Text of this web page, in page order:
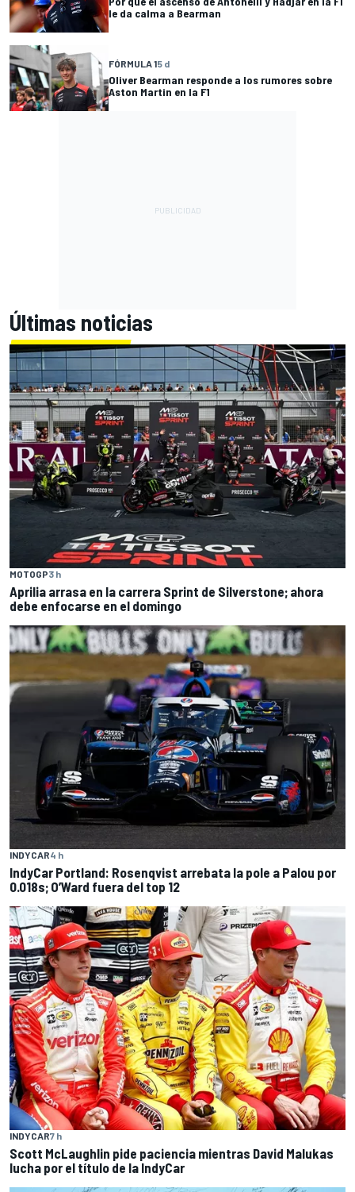
le da calma a Bearman
FÓRMULA 15 d
Oliver Bearman responde a los rumores sobre
Aston Martin en la F1
Últimas noticias
MOTOGP3 h
Aprilia arrasa en la carrera Sprint de Silverstone; ahora
debe enfocarse en el domingo
INDYCAR4 h
IndyCar Portland: Rosenqvist arrebata la pole a Palou por
0.018s; O’Ward fuera del top 12
INDYCAR7 h
Scott McLaughlin pide paciencia mientras David Malukas
lucha por el título de la IndyCar